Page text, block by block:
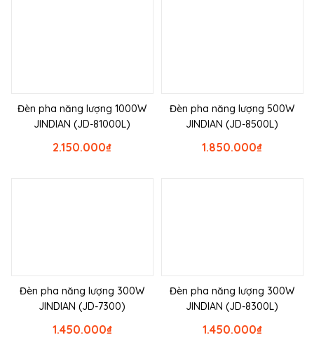
Đèn pha năng lượng 1000W
JINDIAN (JD-81000L)
₫
2.150.000
Đèn pha năng lượng 500W
JINDIAN (JD-8500L)
₫
1.850.000
Đèn pha năng lượng 300W
JINDIAN (JD-7300)
₫
1.450.000
Đèn pha năng lượng 300W
JINDIAN (JD-8300L)
₫
1.450.000